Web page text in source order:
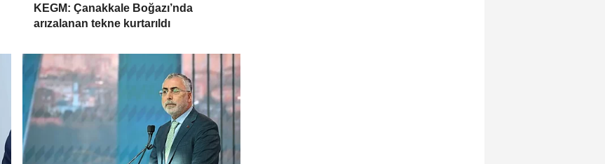
KEGM: Çanakkale Boğazı’nda
arızalanan tekne kurtarıldı